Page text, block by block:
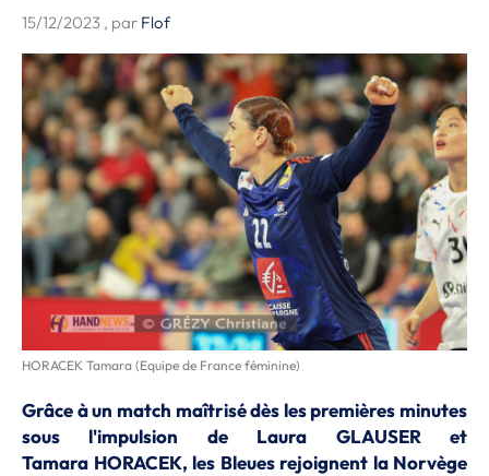
15/12/2023 , par Flof
HORACEK Tamara (Equipe de France féminine)
Grâce à un match maîtrisé dès les premières minutes
sous l'impulsion de Laura GLAUSER et
Tamara HORACEK, les Bleues rejoignent la Norvège